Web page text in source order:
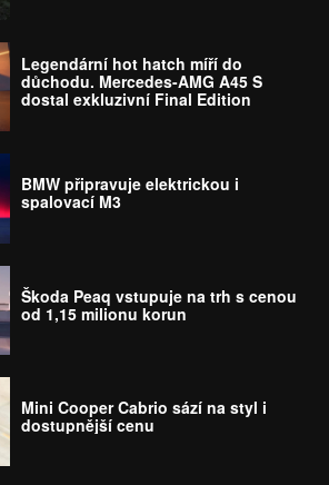
Legendární hot hatch míří do
důchodu. Mercedes-AMG A45 S
dostal exkluzivní Final Edition
BMW připravuje elektrickou i
spalovací M3
Škoda Peaq vstupuje na trh s cenou
od 1,15 milionu korun
Mini Cooper Cabrio sází na styl i
dostupnější cenu